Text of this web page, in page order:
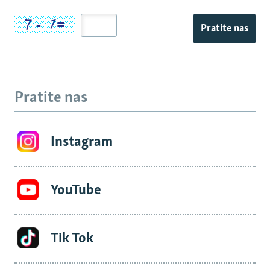
Pratite nas
Pratite nas
Instagram
YouTube
Tik Tok